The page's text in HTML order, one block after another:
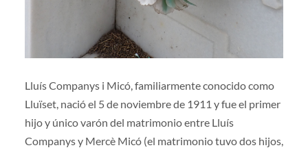
Lluís Companys i Micó, familiarmente conocido como
Lluïset, nació el 5 de noviembre de 1911 y fue el primer
hijo y único varón del matrimonio entre Lluís
Companys y Mercè Micó (el matrimonio tuvo dos hijos,